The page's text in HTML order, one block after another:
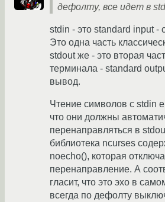
дефолту, все идет в
stdin - это standard input -
Это одна часть
stdout же - это вторая
терминала - standard
вывод.
Чтение символов с stdin
что они должны
перенаправляться в
библиотека ncurses
noecho(), которая
перенаправление. А
гласит, что это эхо в
всегда по дефолту